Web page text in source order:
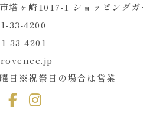
塔ヶ崎1017-1 ショッピング
33-4200
33-4201
日※祝祭日の場合は営業